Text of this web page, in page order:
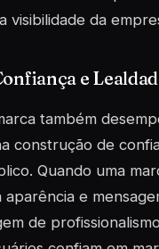
visibilidade da
e
também
construção de
Quando uma
e
de